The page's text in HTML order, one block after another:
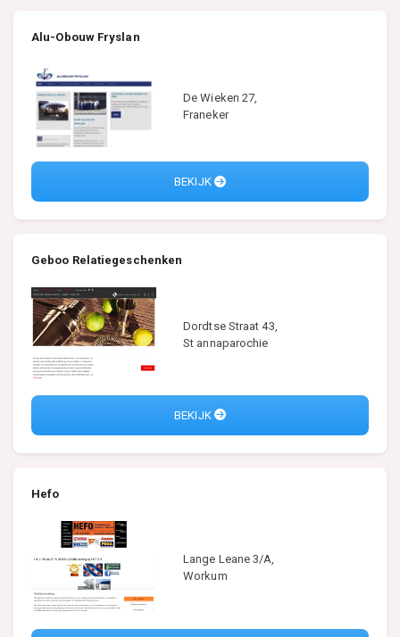
Alu-Obouw Fryslan
De Wieken 27,
Franeker
BEKIJK
Geboo Relatiegeschenken
Dordtse Straat 43,
St annaparochie
BEKIJK
Hefo
Lange Leane 3/A,
Workum